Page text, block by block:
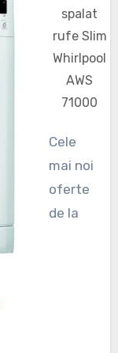
spalat
rufe Slim
Whirlpool
AWS
71000
Cele
mai noi
oferte
de la